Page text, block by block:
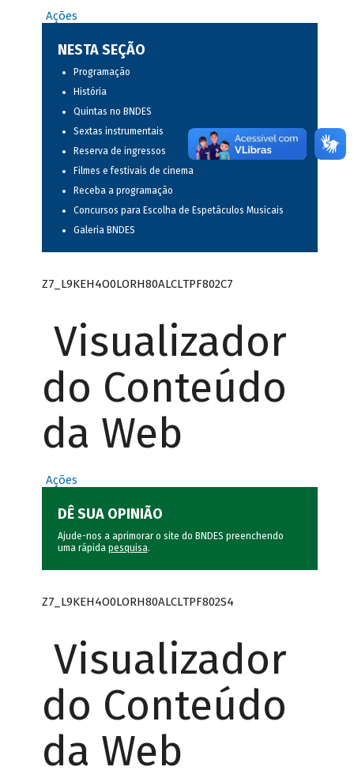
Ações
NESTA SEÇÃO
Programação
História
Quintas no BNDES
Sextas instrumentais
Reserva de ingressos
Filmes e festivais de cinema
Receba a programação
Concursos para Escolha de Espetáculos Musicais
Galeria BNDES
Z7_L9KEH4O0LORH80ALCLTPF802C7
Visualizador
do Conteúdo
da Web
Ações
DÊ SUA OPINIÃO
Ajude-nos a aprimorar o site do BNDES preenchendo
uma rápida pesquisa.
Z7_L9KEH4O0LORH80ALCLTPF802S4
Visualizador
do Conteúdo
da Web